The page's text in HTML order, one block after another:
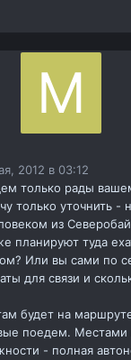
2012 в 03:12
только рады
только уточнить -
из
планируют туда
Или вы сами по
для связи и
будет на
поедем. Местами
- полная